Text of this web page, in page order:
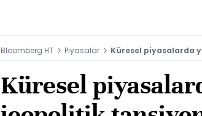
Bloomberg HT Piyasalar Küresel piyasalarda
Küresel